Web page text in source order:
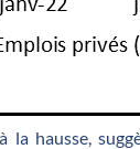
hausse,